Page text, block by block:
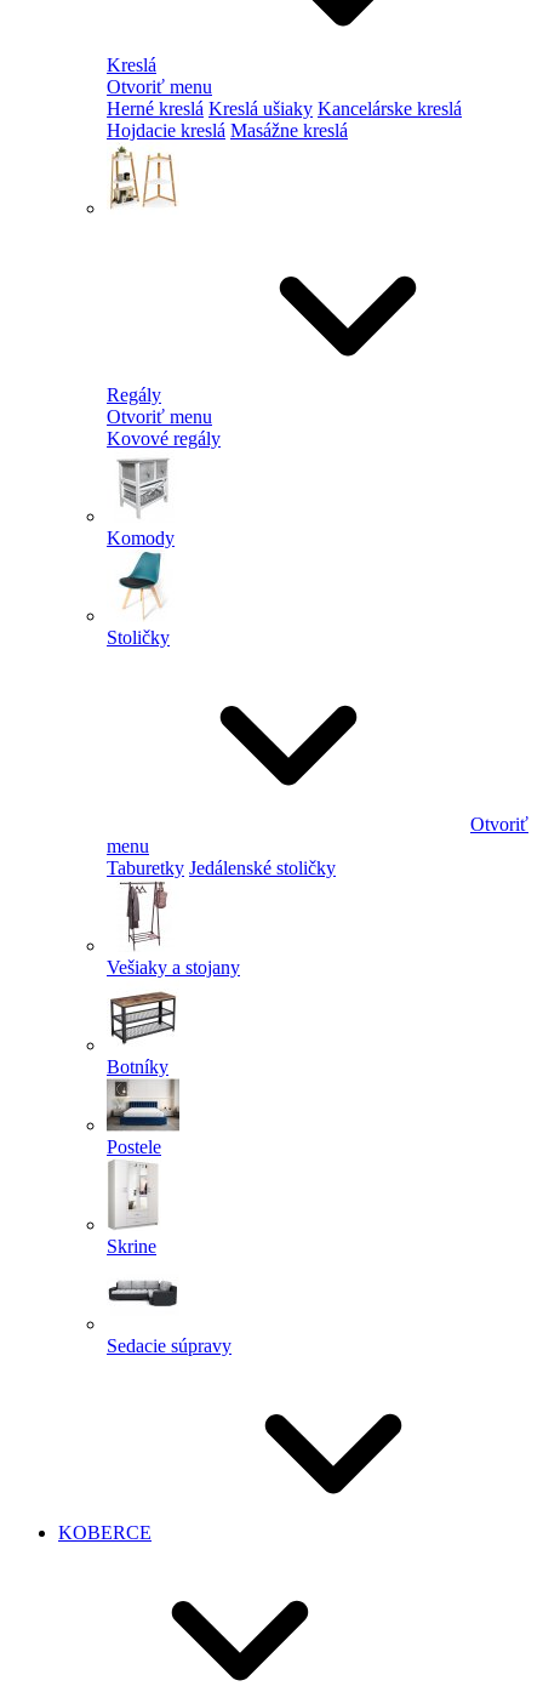
Kreslá
Otvoriť menu
Herné kreslá Kreslá ušiaky Kancelárske kreslá
Hojdacie kreslá Masážne kreslá
Regály
Otvoriť menu
Kovové regály
Komody
Stoličky
Otvoriť
menu
Taburetky Jedálenské stoličky
Vešiaky a stojany
Botníky
Postele
Skrine
Sedacie súpravy
KOBERCE